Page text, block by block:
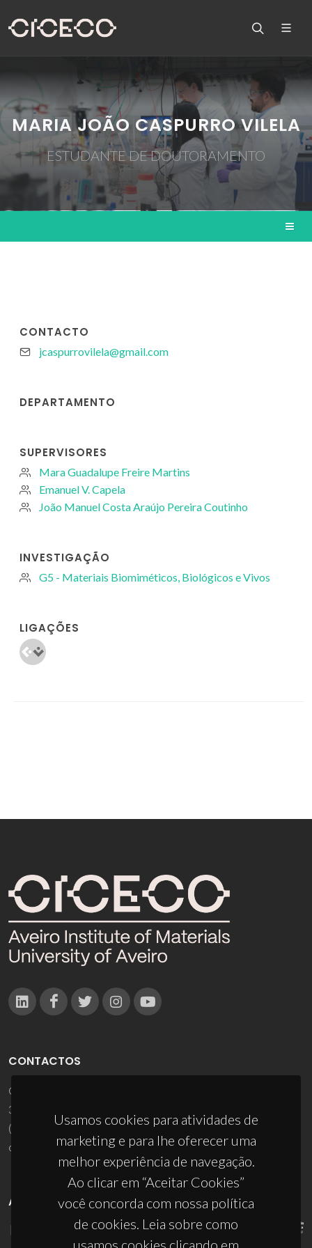
MARIA JOÃO CASPURRO VILELA
ESTUDANTE DE DOUTORAMENTO
CONTACTO
jcaspurrovilela@gmail.com
DEPARTAMENTO
SUPERVISORES
Mara Guadalupe Freire Martins
Emanuel V. Capela
João Manuel Costa Araújo Pereira Coutinho
INVESTIGAÇÃO
G5 - Materiais Biomiméticos, Biológicos e Vivos
LIGAÇÕES
Usamos cookies para atividades de
marketing e para lhe oferecer uma
melhor experiência de navegação.
Ao clicar em “Aceitar Cookies”
você concorda com nossa política
de cookies. Leia sobre como
usamos cookies clicando em
CONTACTOS
Campus Universitário de Santiago
3810-193 Aveiro - Portugal
(+351) 234 370 200
ciceco@ua.pt
APOIOS